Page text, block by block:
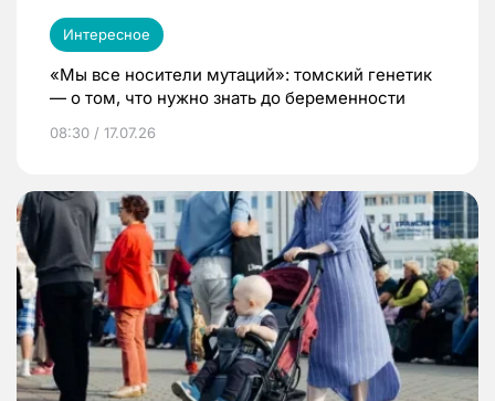
Интересное
«Мы все носители мутаций»: томский генетик
— о том, что нужно знать до беременности
08:30 / 17.07.26